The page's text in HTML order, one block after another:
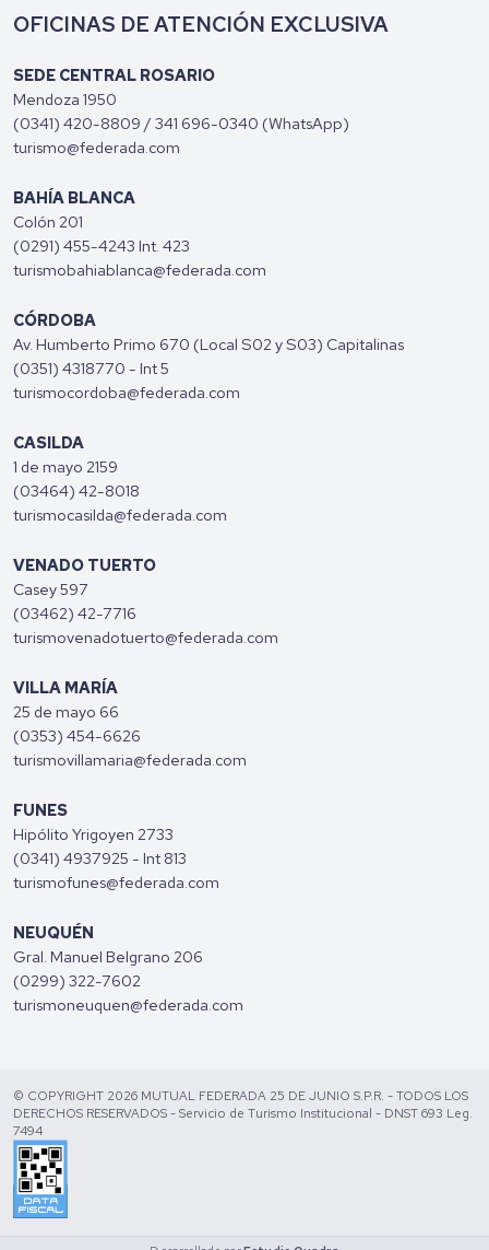
OFICINAS DE ATENCIÓN EXCLUSIVA
SEDE CENTRAL ROSARIO
Mendoza 1950
(0341) 420-8809 / 341 696-0340 (WhatsApp)
turismo@federada.com
BAHÍA BLANCA
Colón 201
(0291) 455-4243 Int. 423
turismobahiablanca@federada.com
CÓRDOBA
Av. Humberto Primo 670 (Local S02 y S03) Capitalinas
(0351) 4318770 - Int 5
turismocordoba@federada.com
CASILDA
1 de mayo 2159
(03464) 42-8018
turismocasilda@federada.com
VENADO TUERTO
Casey 597
(03462) 42-7716
turismovenadotuerto@federada.com
VILLA MARÍA
25 de mayo 66
(0353) 454-6626
turismovillamaria@federada.com
FUNES
Hipólito Yrigoyen 2733
(0341) 4937925 - Int 813
turismofunes@federada.com
NEUQUÉN
Gral. Manuel Belgrano 206
(0299) 322-7602
turismoneuquen@federada.com
© COPYRIGHT 2026 MUTUAL FEDERADA 25 DE JUNIO S.P.R. - TODOS LOS
DERECHOS RESERVADOS - Servicio de Turismo Institucional - DNST 693 Leg.
7494